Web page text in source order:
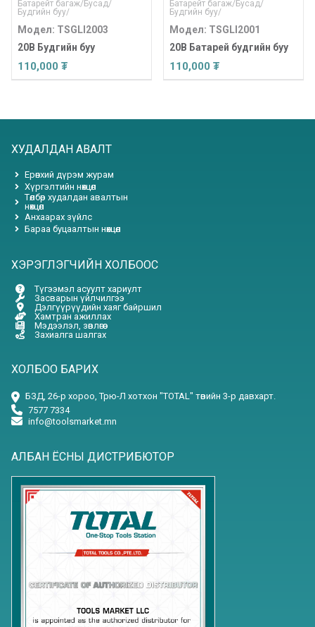
Батарейт багаж/Бусад/
Будгийн буу/
Модел: TSGLI2003
20В Будгийн буу
110,000 ₮
Батарейт багаж/Бусад/
Будгийн буу/
Модел: TSGLI2001
20В Батарей будгийн буу
110,000 ₮
ХУДАЛДАН АВАЛТ
Ерөнхий дүрэм журам
Хүргэлтийн нөхцөл
Төлбөр худалдан авалтын
нөхцөл
Анхаарах зүйлс
Бараа буцаалтын нөхцөл
ХЭРЭГЛЭГЧИЙН ХОЛБООС
Түгээмэл асуулт хариулт
Засварын үйлчилгээ
Дэлгүүрүүдийн хаяг байршил
Хамтран ажиллах
Мэдээлэл, зөвлөгөө
Захиалга шалгах
ХОЛБОО БАРИХ
БЗД, 26-р хороо, Трю-Л хотхон "TOTAL" төвийн 3-р давхарт.
7577 7334
info@toolsmarket.mn
АЛБАН ЁСНЫ ДИСТРИБЮТОР